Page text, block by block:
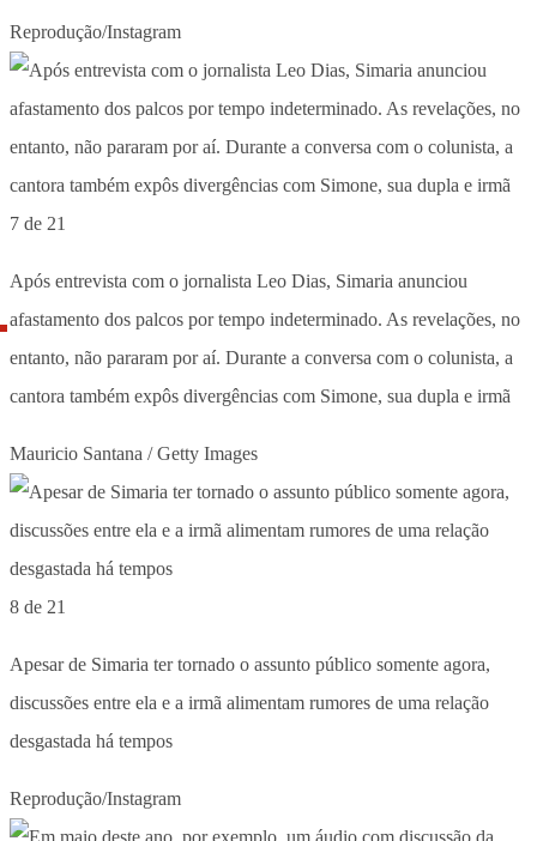
Reprodução/Instagram
7 de 21
Após entrevista com o jornalista Leo Dias, Simaria anunciou
afastamento dos palcos por tempo indeterminado. As revelações, no
entanto, não pararam por aí. Durante a conversa com o colunista, a
cantora também expôs divergências com Simone, sua dupla e irmã
Mauricio Santana / Getty Images
8 de 21
Apesar de Simaria ter tornado o assunto público somente agora,
discussões entre ela e a irmã alimentam rumores de uma relação
desgastada há tempos
Reprodução/Instagram